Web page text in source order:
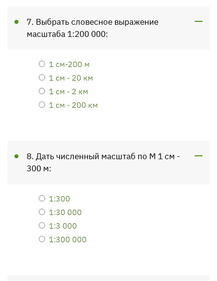
7. Выбрать словесное выражение
масштаба 1:200 000:
1 см-200 м
1 см - 20 км
1 см - 2 км
1 см - 200 км
8. Дать численный масштаб по М 1 см -
300 м:
1:300
1:30 000
1:3 000
1:300 000